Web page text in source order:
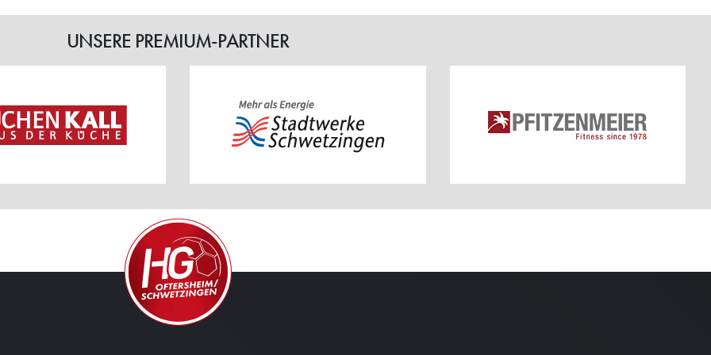
UNSERE PREMIUM-PARTNER